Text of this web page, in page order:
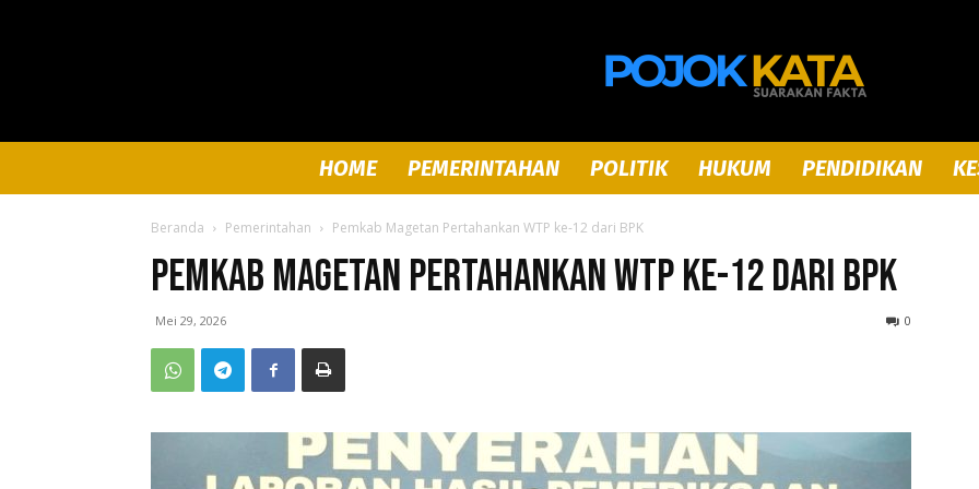
Pojok
HOME PEMERINTAHAN POLITIK HUKUM PENDIDIKAN
Beranda Pemerintahan Pemkab Magetan Pertahankan WTP ke-12 dari BPK
Pemkab Magetan Pertahankan WTP ke-12 dari BPK
Mei 29, 2026 0